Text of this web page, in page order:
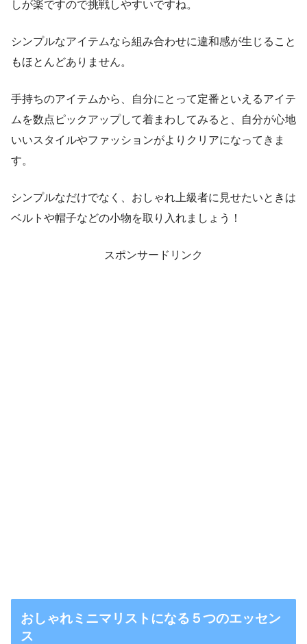
しが楽ですので挑戦しやすいですね。
シンプルなアイテムなら組み合わせに違和感が生じること
もほとんどありません。
手持ちのアイテムから、自分にとって定番といえるアイテ
ムを数点ピックアップして着まわしてみると、自分が心地
いいスタイルやファッションがよりクリアになってきま
す。
シンプルなだけでなく、おしゃれ上級者に見せたいときは
ベルトや帽子などの小物を取り入れましょう！
スポンサードリンク
おしゃれミニマリストになる５つのエッセン
ス